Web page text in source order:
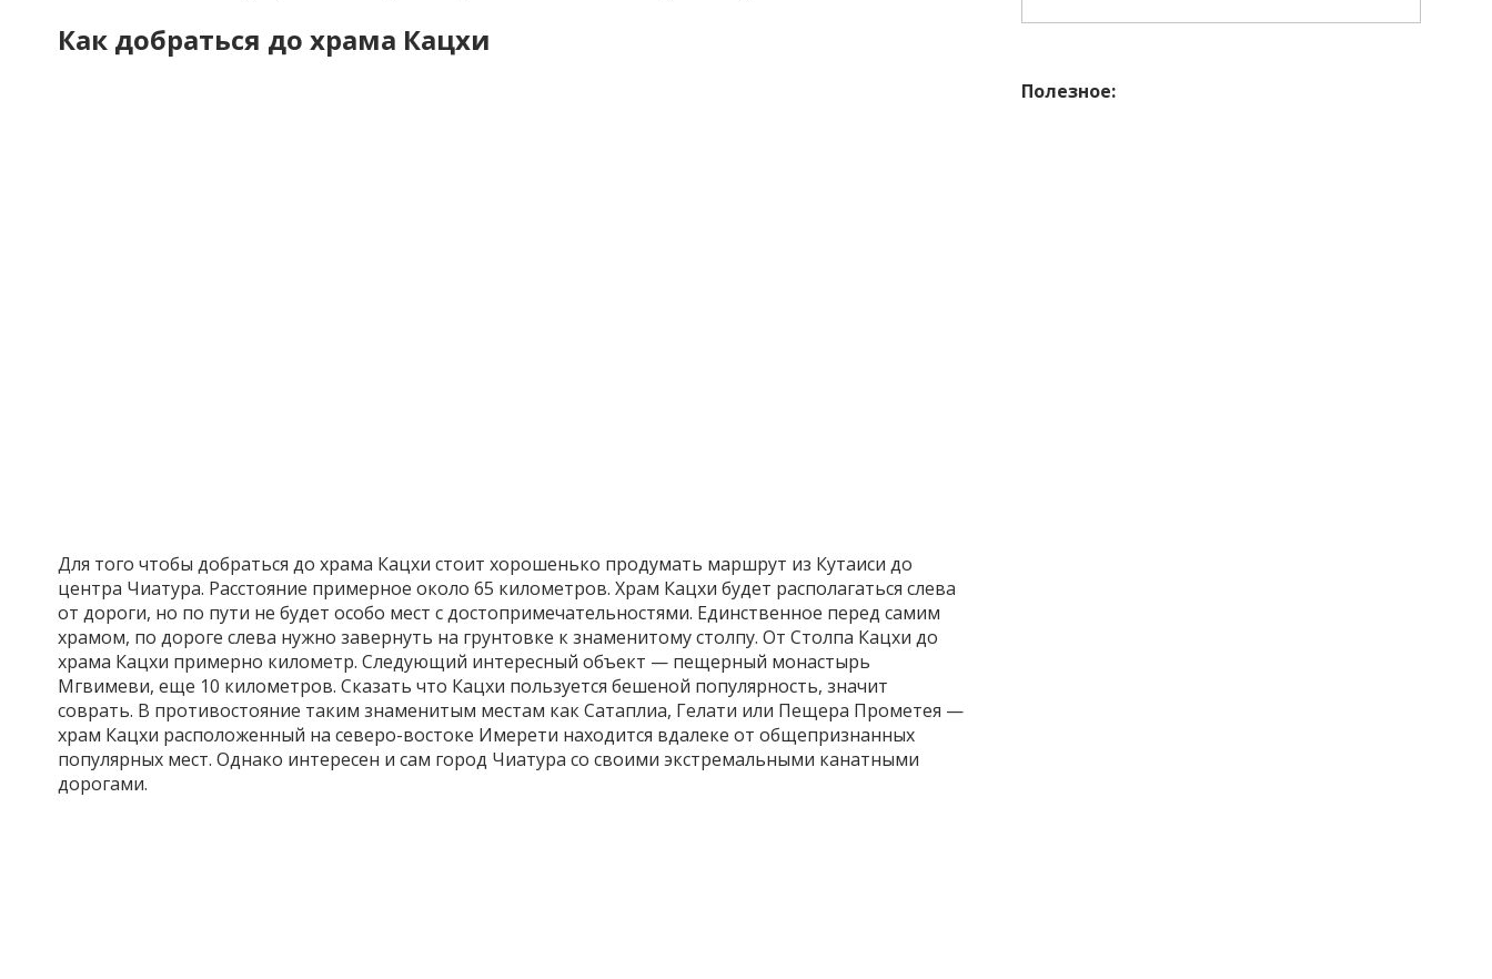
Как добраться до храма Кацхи
Для того чтобы добраться до храма Кацхи стоит хорошенько продумать маршрут из Кутаиси до
центра Чиатура. Расстояние примерное около 65 километров. Храм Кацхи будет располагаться слева
от дороги, но по пути не будет особо мест с достопримечательностями. Единственное перед самим
храмом, по дороге слева нужно завернуть на грунтовке к знаменитому столпу. От Столпа Кацхи до
храма Кацхи примерно километр. Следующий интересный объект — пещерный монастырь
Мгвимеви, еще 10 километров. Сказать что Кацхи пользуется бешеной популярность, значит
соврать. В противостояние таким знаменитым местам как Сатаплиа, Гелати или Пещера Прометея —
храм Кацхи расположенный на северо-востоке Имерети находится вдалеке от общепризнанных
популярных мест. Однако интересен и сам город Чиатура со своими экстремальными канатными
дорогами.
Полезное: